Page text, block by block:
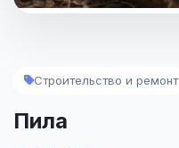
Строительство и ремонт
Пила